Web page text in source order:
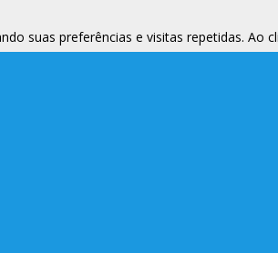
suas preferências e visitas repetidas. Ao